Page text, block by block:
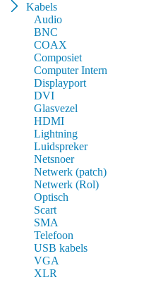
Kabels
Audio
BNC
COAX
Composiet
Computer Intern
Displayport
DVI
Glasvezel
HDMI
Lightning
Luidspreker
Netsnoer
Netwerk (patch)
Netwerk (Rol)
Optisch
Scart
SMA
Telefoon
USB kabels
VGA
XLR